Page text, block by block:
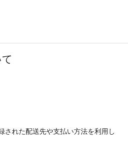
された配送先や支払い方法を利用し